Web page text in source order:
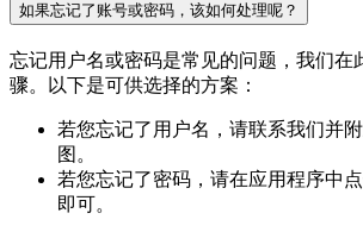
如果忘记了账号或密码，该如何处理呢？
忘记用户名或密码是常见的问题，我们在
骤。以下是可供选择的方案：
若您忘记了用户名，请联系我们并
图。
若您忘记了密码，请在应用程序中
即可。